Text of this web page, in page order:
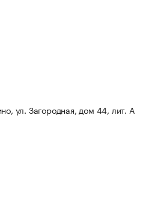
ул. Загородная, дом 44, лит. А